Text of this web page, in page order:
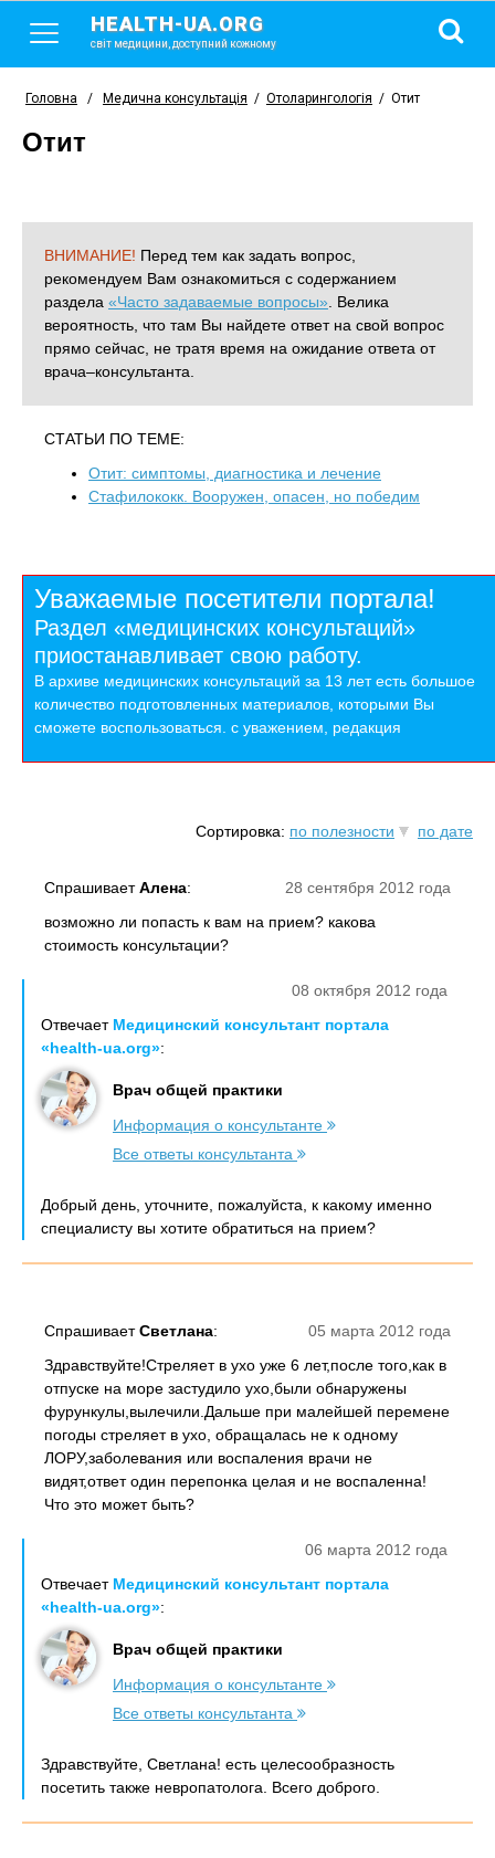
HEALTH-UA.ORG
світ медицини, доступний кожному
Головна / Медична консультація / Отоларингологія / Отит
Отит
ВНИМАНИЕ! Перед тем как задать вопрос,
рекомендуем Вам ознакомиться с содержанием
раздела «Часто задаваемые вопросы» . Велика
вероятность, что там Вы найдете ответ на свой вопрос
прямо сейчас, не тратя время на ожидание ответа от
врача–консультанта.
СТАТЬИ ПО ТЕМЕ:
Отит: симптомы, диагностика и лечение
Стафилококк. Вооружен, опасен, но победим
Уважаемые посетители портала!
Раздел «медицинских консультаций»
приостанавливает свою работу.
В архиве медицинских консультаций за 13 лет есть большое
количество подготовленных материалов, которыми Вы
сможете воспользоваться. с уважением, редакция
Сортировка: по полезности по дате
28 сентября 2012 года
СпрашиваетАлена:
возможно ли попасть к вам на прием? какова
стоимость консультации?
08 октября 2012 года
Отвечает Медицинский консультант портала
«health-ua.org»:
Врач общей практики
Информация о консультанте
Все ответы консультанта
Добрый день, уточните, пожалуйста, к какому именно
специалисту вы хотите обратиться на прием?
05 марта 2012 года
СпрашиваетСветлана:
Здравствуйте!Стреляет в ухо уже 6 лет,после того,как в
отпуске на море застудило ухо,были обнаружены
фурункулы,вылечили.Дальше при малейшей перемене
погоды стреляет в ухо, обращалась не к одному
ЛОРУ,заболевания или воспаления врачи не
видят,ответ один перепонка целая и не воспаленна!
Что это может быть?
06 марта 2012 года
Отвечает Медицинский консультант портала
«health-ua.org»:
Врач общей практики
Информация о консультанте
Все ответы консультанта
Здравствуйте, Светлана! есть целесообразность
посетить также невропатолога. Всего доброго.